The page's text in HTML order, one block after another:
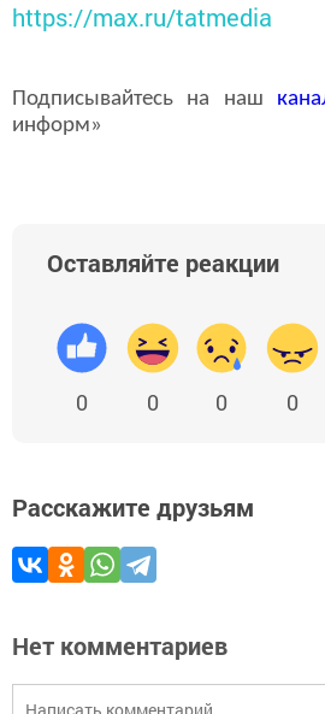
https://max.ru/tatmedia
Подписывайтесь на наш
информ»
Оставляйте реакции
0 0 0 0
Расскажите друзьям
Нет комментариев